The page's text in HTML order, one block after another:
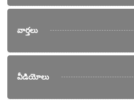
వార్తలు
వీడియోలు